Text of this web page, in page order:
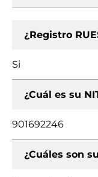
¿Registro
Si
¿Cuál es su
901692246
¿Cuáles son